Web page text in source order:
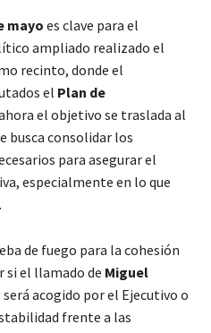
mayoes clave para el
ampliado realizado el
recinto, donde el
el Plan de
el objetivo se traslada al
busca consolidar los
para asegurar el
especialmente en lo que
de fuego para la cohesión
si el llamado de Miguel
acogido por el Ejecutivo o
frente a las